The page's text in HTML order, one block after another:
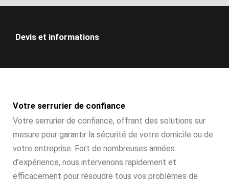
Devis et informations
Votre serrurier de confiance
Votre serrurier de confiance, offrant des solutions sur
mesure pour garantir la sécurité de votre domicile ou de
votre entreprise. Fort de nombreuses années
d’expérience, nous intervenons rapidement et
efficacement pour résoudre tous vos problèmes de